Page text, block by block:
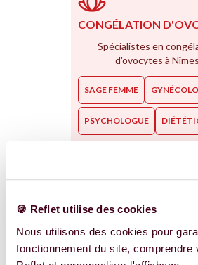
🍪 Reflet utilise des cookies
Nous utilisons des cookies pour
fonctionnement du site, comprendre
CONGÉLATION
Spécialistes en
d'ovocytes à Nîmes
SAGE FEMME
PSYCHOLOGUE
PMA SOLO
Accompagnement à la
Nîmes